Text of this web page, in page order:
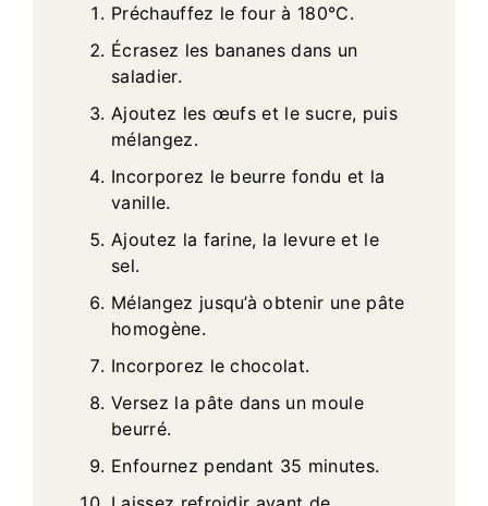
Préchauffez le four à 180°C.
Écrasez les bananes dans un
saladier.
Ajoutez les œufs et le sucre, puis
mélangez.
Incorporez le beurre fondu et la
vanille.
Ajoutez la farine, la levure et le
sel.
Mélangez jusqu’à obtenir une pâte
homogène.
Incorporez le chocolat.
Versez la pâte dans un moule
beurré.
Enfournez pendant 35 minutes.